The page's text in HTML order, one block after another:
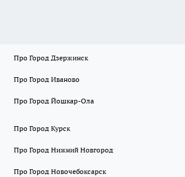
Про Город Дзержинск
Про Город Иваново
Про Город Йошкар-Ола
Про Город Курск
Про Город Нижний Новгород
Про Город Новочебоксарск